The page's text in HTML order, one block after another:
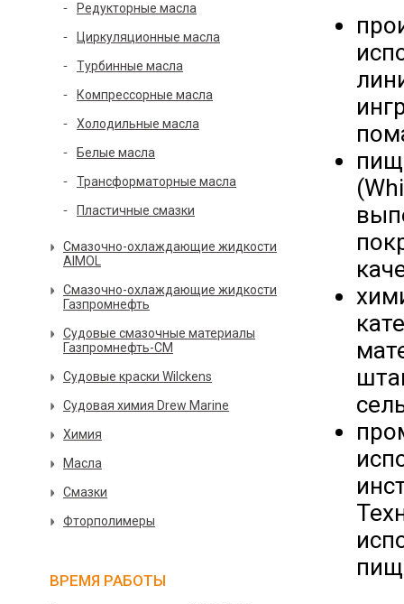
Редукторные масла
Циркуляционные масла
Турбинные масла
Компрессорные масла
Холодильные масла
Белые масла
Трансформаторные масла
Пластичные смазки
Смазочно-охлаждающие жидкости
AIMOL
Смазочно-охлаждающие жидкости
Газпромнефть
Судовые смазочные материалы
Газпромнефть-СМ
Судовые краски Wilckens
Судовая химия Drew Marine
Химия
Масла
Смазки
Фторполимеры
ВРЕМЯ РАБОТЫ